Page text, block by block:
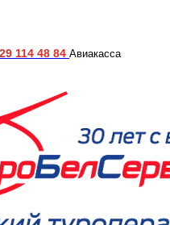
114 48 84 Авиакасса